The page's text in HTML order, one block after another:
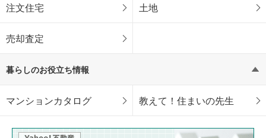
注文住宅 土地
売却査定
暮らしのお役立ち情報
マンションカタログ 教えて！住まいの先生